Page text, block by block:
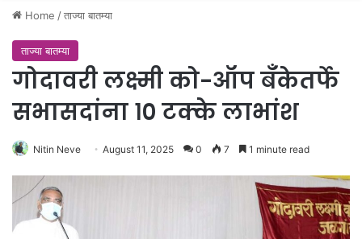
Home /ताज्या बातम्या
ताज्या बातम्या
गोदावरी लक्ष्मी को-ऑप बँकेतर्फे
सभासदांना १० टक्के लाभांश
Nitin Neve August 11, 2025 0 7 1 minute read